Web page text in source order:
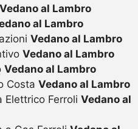
Vedano al Lambro
al Lambro
Vedano al Lambro
Vedano al Lambro
Vedano al Lambro
Costa Vedano al Lambro
Elettrico Ferroli Vedano al